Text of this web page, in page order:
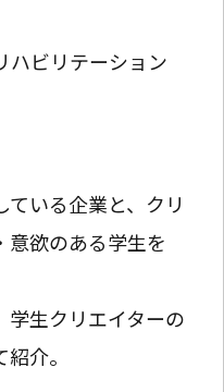
ハビリテーション
いる企業と、クリ
意欲のある学生を
学生クリエイターの
介。